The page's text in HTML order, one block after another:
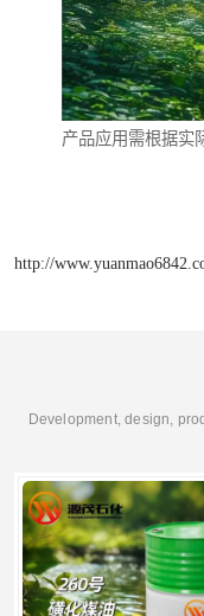
产品应用需根据实
http://
Development, design,